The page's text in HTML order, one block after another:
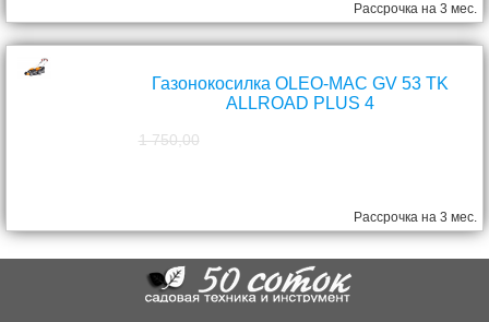
Рассрочка на 3 мес.
Газонокосилка OLEO-MAC GV 53 TK
ALLROAD PLUS 4
1 750,00
Рассрочка на 3 мес.